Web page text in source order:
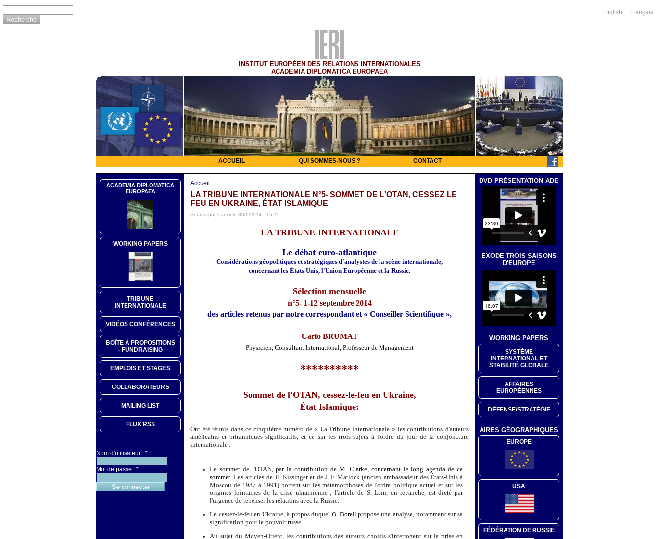
English Français
INSTITUT EUROPÉEN DES RELATIONS INTERNATIONALES
ACADEMIA DIPLOMATICA EUROPAEA
ACCUEIL QUI SOMMES-NOUS ? CONTACT
ACADEMIA DIPLOMATICA
EUROPAEA
WORKING PAPERS
TRIBUNE
INTERNATIONALE
VIDÉOS CONFÉRENCES
BOÎTE À PROPOSITIONS
- FUNDRAISING
EMPLOIS ET STAGES
COLLABORATEURS
MAILING LIST
FLUX RSS
Nom d'utilisateur : *
Mot de passe : *
Accueil
LA TRIBUNE INTERNATIONALE N°5- SOMMET DE L'OTAN, CESSEZ LE
FEU EN UKRAINE, ÉTAT ISLAMIQUE
Soumis par lzamfir le 30/9/2014 - 16:15
LA TRIBUNE INTERNATIONALE
Le débat euro-atlantique
Considérations géopolitiques et stratégiques d'analystes de la scène internationale,
concernant les États-Unis, l'Union Européenne et la Russie.
Sélection mensuelle
n°5- 1-12 septembre 2014
des articles retenus par notre correspondant et « Conseiller Scientifique »,
Carlo BRUMAT
Physicien, Consultant International, Professeur de Management
**********
Sommet de l'OTAN, cessez-le-feu en Ukraine,
État Islamique:
Ont été réunis dans ce cinquième numéro de « La Tribune Internationale » les contributions d'auteurs
américains et britanniques significatifs, et ce sur les trois sujets à l'ordre du jour de la conjoncture
internationale :
Le sommet de l'OTAN, par la contribution deM. Clarke,concernant le long agenda de ce
sommet.Les articles de H. Kissinger et de J. F. Matlock (ancien ambassadeur des États-Unis à
Moscou de 1987 à 1991) portent sur les métamorphoses de l'ordre politique actuel et sur les
origines lointaines de la crise ukrainienne ; l'article de S. Lain, en revanche, est dicté par
l'urgence de repenser les relations avec la Russie.
Le cessez-le-feu en Ukraine, à propos duquel O. Dorellpropose une analyse, notamment sur sa
signification pour le pouvoir russe.
Au sujet du Moyen-Orient, les contributions des auteurs choisis s'interrogent sur la prise en
DVD PRÉSENTATION ADE
EXODE TROIS SAISONS
D'EUROPE
WORKING PAPERS
SYSTÈME
INTERNATIONAL ET
STABILITÉ GLOBALE
AFFAIRES
EUROPÉENNES
DÉFENSE/STRATÉGIE
AIRES GÉOGRAPHIQUES
EUROPE
USA
FÉDÉRATION DE RUSSIE